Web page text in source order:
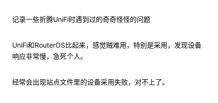
记录一些折腾UniFi时遇到过的奇奇怪怪的问题
UniFi和RouterOS比起来，感觉贼难用，特别是采用，发现设备
响应非常慢，急死个人。
经常会出现站点文件里的设备采用失败，对不上了。